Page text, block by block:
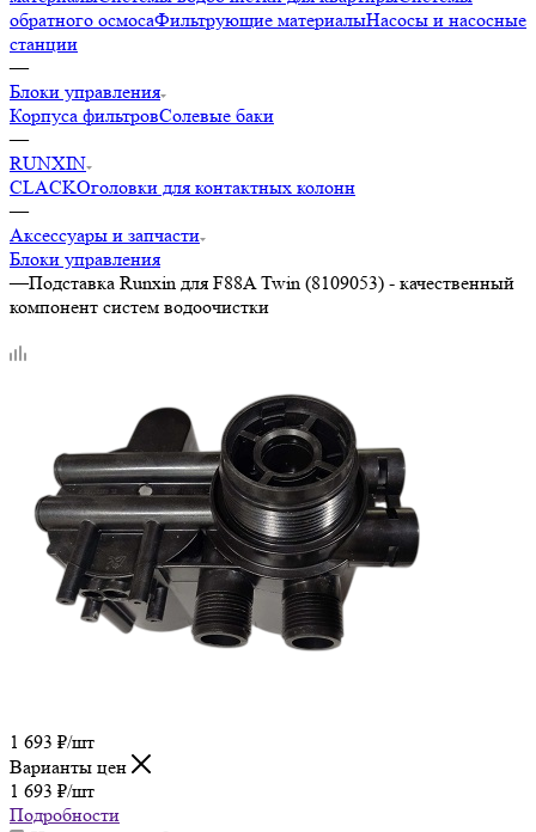
обратного осмосаФильтрующие материалыНасосы и насосные
станции
—
Блоки управления
Корпуса фильтровСолевые баки
—
RUNXIN
CLACKОголовки для контактных колонн
—
Аксессуары и запчасти
Блоки управления
—Подставка Runxin для F88A Twin (8109053) - качественный
компонент систем водоочистки
1 693 ₽/шт
Варианты цен
1 693 ₽/шт
Подробности